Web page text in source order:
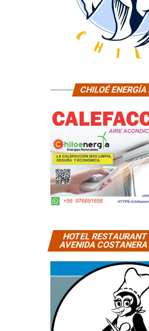
CHILOÉ
HOTEL RESTAURANT
AVENIDA